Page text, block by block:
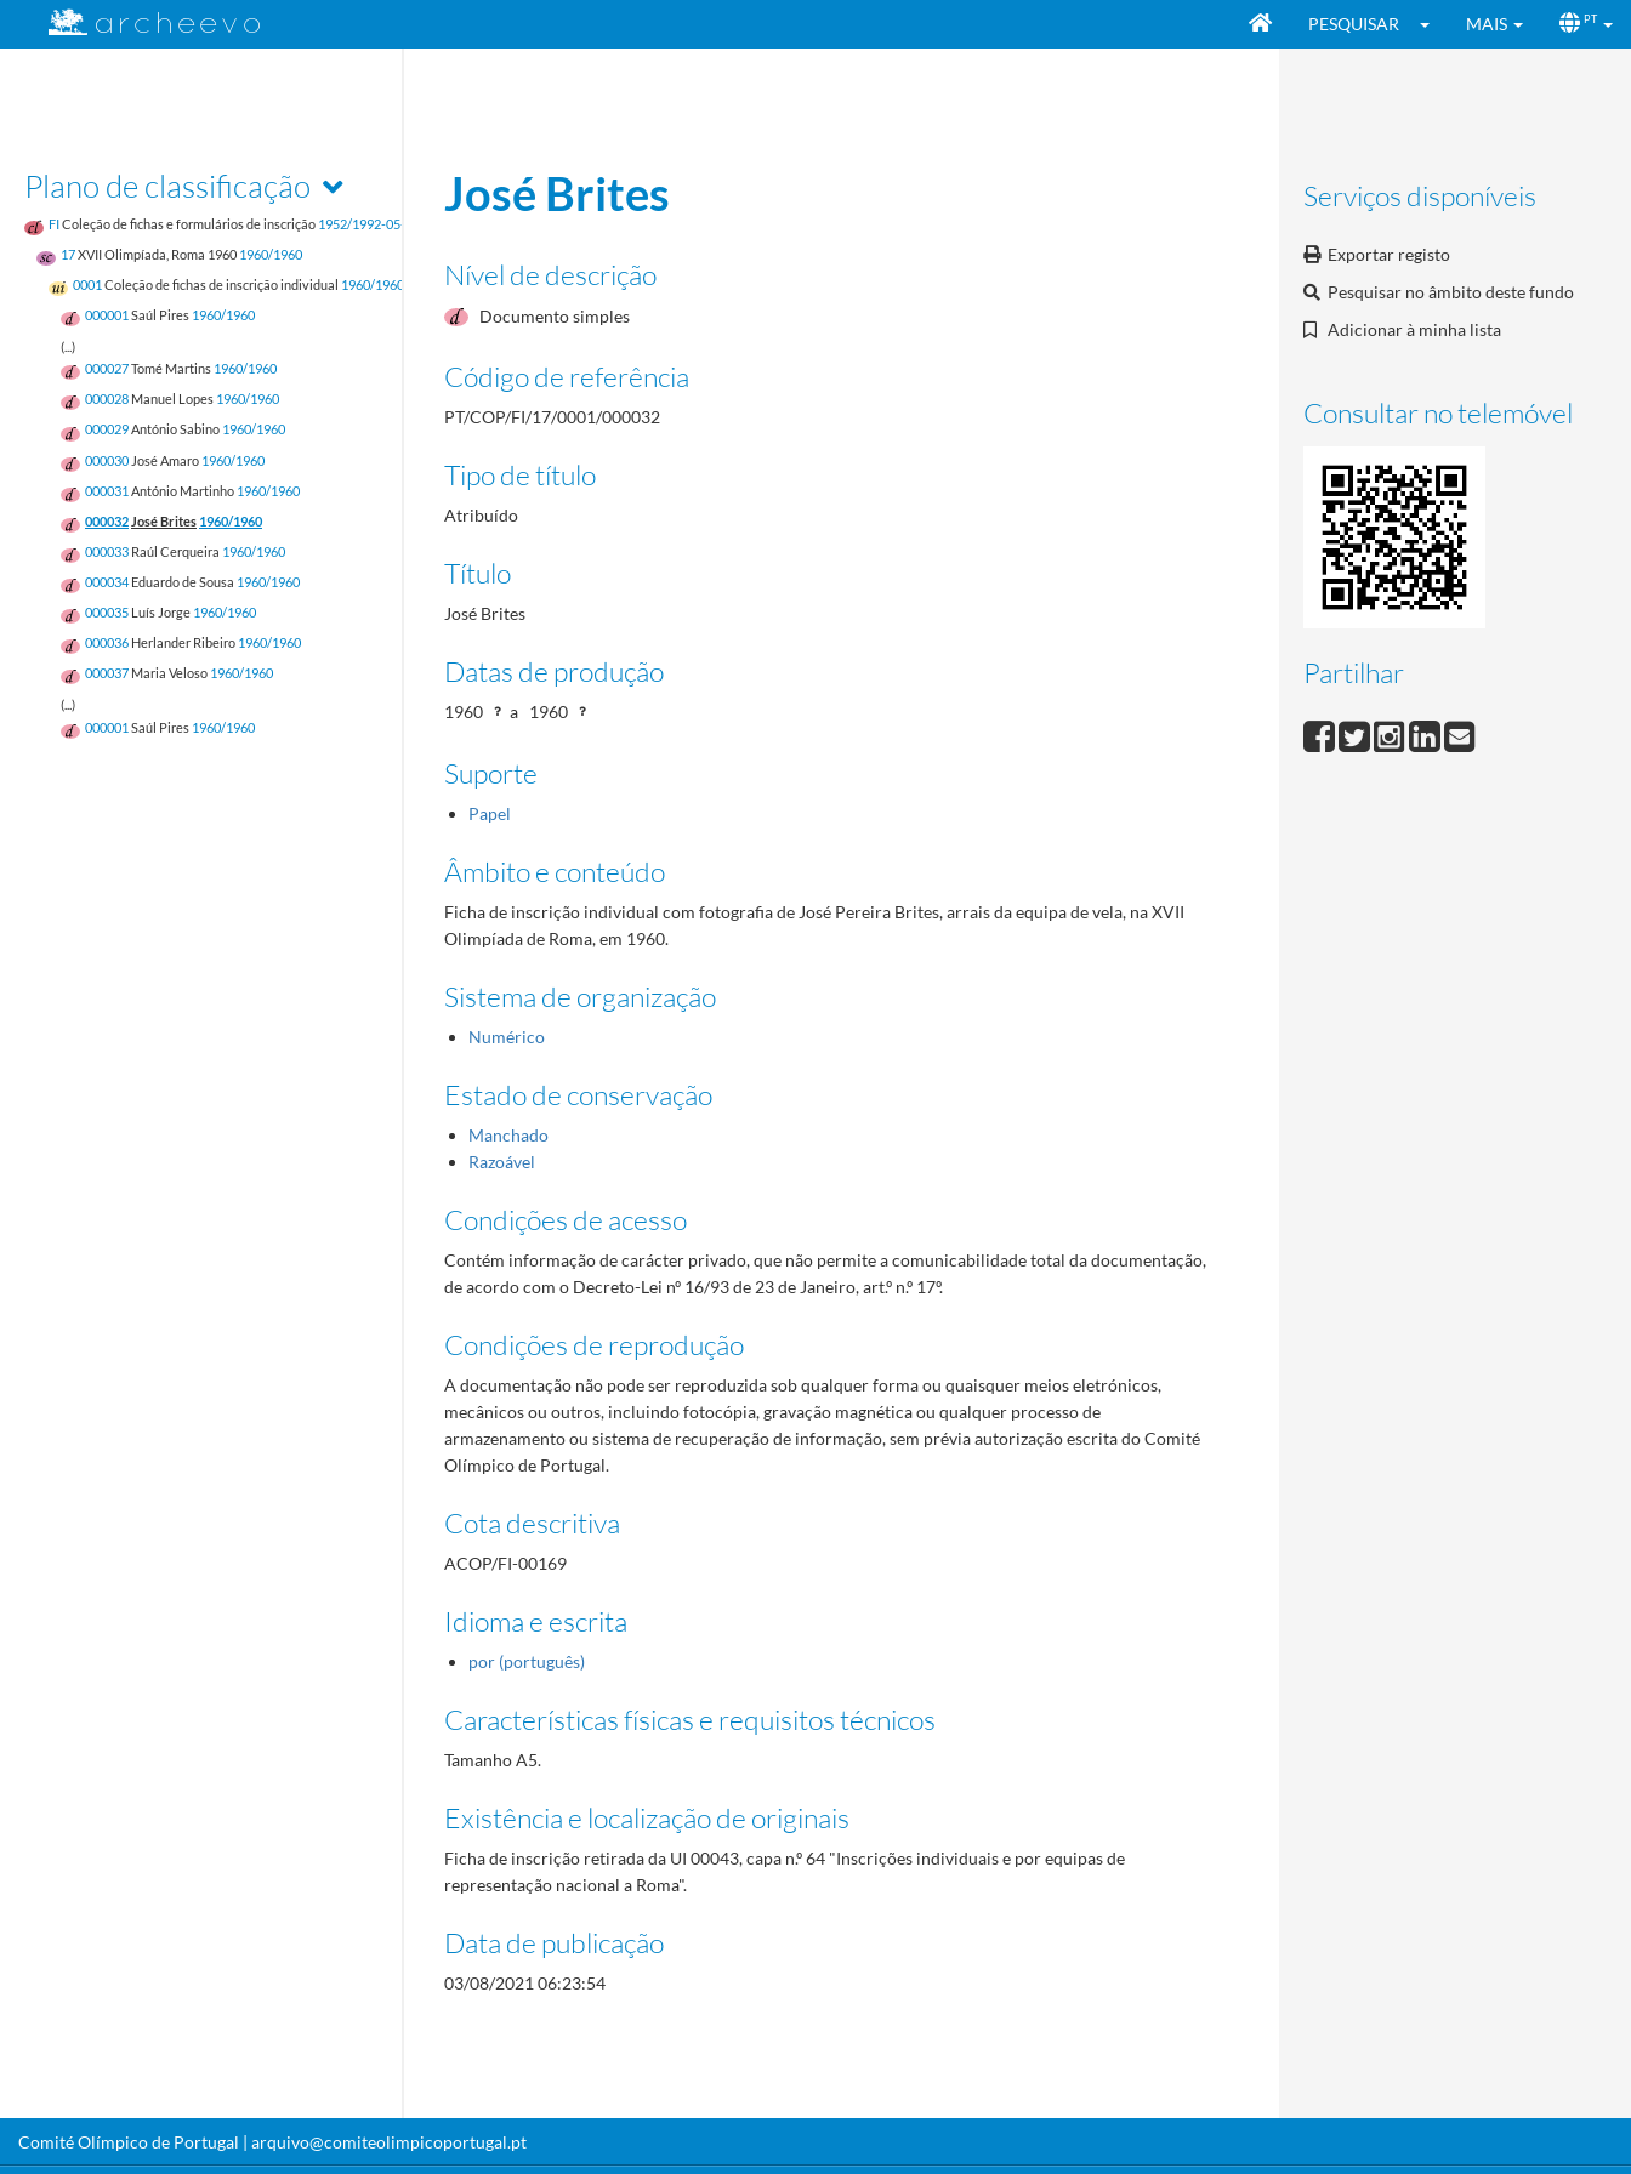
PESQUISAR MAIS PT
Plano de classificação
FIColeção de fichas e formulários de inscrição 1952/1992-05-17
17XVII Olimpíada, Roma 1960 1960/1960
0001 Coleção de fichas de inscrição individual 1960/1960
000001 Saúl Pires 1960/1960
(...)
000027Tomé Martins 1960/1960
000028 Manuel Lopes 1960/1960
000029António Sabino 1960/1960
000030 José Amaro 1960/1960
000031 António Martinho 1960/1960
000032 José Brites 1960/1960
000033 Raúl Cerqueira 1960/1960
000034 Eduardo de Sousa 1960/1960
000035 Luís Jorge 1960/1960
000036 Herlander Ribeiro 1960/1960
000037 Maria Veloso 1960/1960
(...)
000001 Saúl Pires 1960/1960
Serviços disponíveis
Exportar registo
Pesquisar no âmbito deste fundo
Adicionar à minha lista
Consultar no telemóvel
Partilhar
José Brites
Nível de descrição
Documento simples
Código de referência
PT/COP/FI/17/0001/000032
Tipo de título
Atribuído
Título
José Brites
Datas de produção
1960 a 1960
Suporte
Papel
Âmbito e conteúdo
Ficha de inscrição individual com fotografia de José Pereira Brites, arrais da equipa de vela, na XVII
Olimpíada de Roma, em 1960.
Sistema de organização
Numérico
Estado de conservação
Manchado
Razoável
Condições de acesso
Contém informação de carácter privado, que não permite a comunicabilidade total da documentação,
de acordo com o Decreto-Lei nº 16/93 de 23 de Janeiro, art.º n.º 17º.
Condições de reprodução
A documentação não pode ser reproduzida sob qualquer forma ou quaisquer meios eletrónicos,
mecânicos ou outros, incluindo fotocópia, gravação magnética ou qualquer processo de
armazenamento ou sistema de recuperação de informação, sem prévia autorização escrita do Comité
Olímpico de Portugal.
Cota descritiva
ACOP/FI-00169
Idioma e escrita
por (português)
Características físicas e requisitos técnicos
Tamanho A5.
Existência e localização de originais
Ficha de inscrição retirada da UI 00043, capa n.º 64 "Inscrições individuais e por equipas de
representação nacional a Roma".
Data de publicação
03/08/2021 06:23:54
Comité Olímpico de Portugal | arquivo@comiteolimpicoportugal.pt